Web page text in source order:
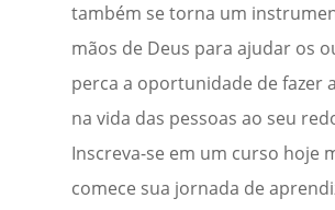
também se torna um
mãos de Deus para ajudar os
perca a oportunidade de fazer
na vida das pessoas ao seu
Inscreva-se em um curso hoje
comece sua jornada de